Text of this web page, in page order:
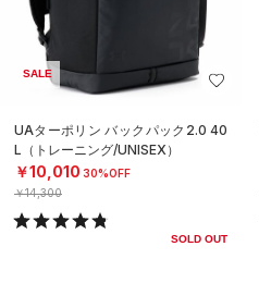
SALE
UAターポリン バックパック2.0 40
L（トレーニング/UNISEX）
￥10,010 30%OFF
￥14,300
SOLD OUT